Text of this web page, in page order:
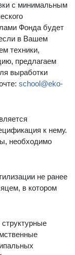
с минимальным
Фонда будет
в Вашем
техники,
предлагаем
выработки
school@eko-
к нему.
необходимо
не ранее
в котором